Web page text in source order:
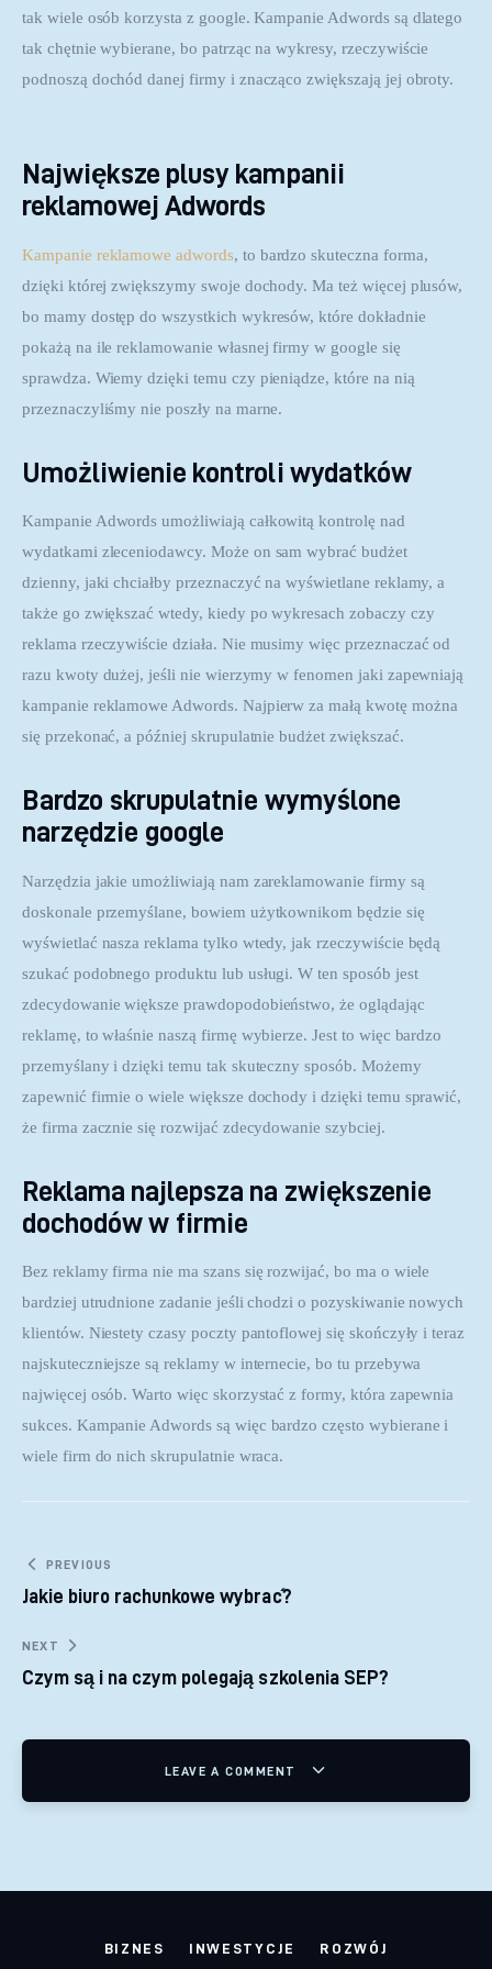
tak wiele osób korzysta z google. Kampanie Adwords są dlatego
tak chętnie wybierane, bo patrząc na wykresy, rzeczywiście
podnoszą dochód danej firmy i znacząco zwiększają jej obroty.
Największe plusy kampanii
reklamowej Adwords
Kampanie reklamowe adwords, to bardzo skuteczna forma,
dzięki której zwiększymy swoje dochody. Ma też więcej plusów,
bo mamy dostęp do wszystkich wykresów, które dokładnie
pokażą na ile reklamowanie własnej firmy w google się
sprawdza. Wiemy dzięki temu czy pieniądze, które na nią
przeznaczyliśmy nie poszły na marne.
Umożliwienie kontroli wydatków
Kampanie Adwords umożliwiają całkowitą kontrolę nad
wydatkami zleceniodawcy. Może on sam wybrać budżet
dzienny, jaki chciałby przeznaczyć na wyświetlane reklamy, a
także go zwiększać wtedy, kiedy po wykresach zobaczy czy
reklama rzeczywiście działa. Nie musimy więc przeznaczać od
razu kwoty dużej, jeśli nie wierzymy w fenomen jaki zapewniają
kampanie reklamowe Adwords. Najpierw za małą kwotę można
się przekonać, a później skrupulatnie budżet zwiększać.
Bardzo skrupulatnie wymyślone
narzędzie google
Narzędzia jakie umożliwiają nam zareklamowanie firmy są
doskonale przemyślane, bowiem użytkownikom będzie się
wyświetlać nasza reklama tylko wtedy, jak rzeczywiście będą
szukać podobnego produktu lub usługi. W ten sposób jest
zdecydowanie większe prawdopodobieństwo, że oglądając
reklamę, to właśnie naszą firmę wybierze. Jest to więc bardzo
przemyślany i dzięki temu tak skuteczny sposób. Możemy
zapewnić firmie o wiele większe dochody i dzięki temu sprawić,
że firma zacznie się rozwijać zdecydowanie szybciej.
Reklama najlepsza na zwiększenie
dochodów w firmie
Bez reklamy firma nie ma szans się rozwijać, bo ma o wiele
bardziej utrudnione zadanie jeśli chodzi o pozyskiwanie nowych
klientów. Niestety czasy poczty pantoflowej się skończyły i teraz
najskuteczniejsze są reklamy w internecie, bo tu przebywa
najwięcej osób. Warto więc skorzystać z formy, która zapewnia
sukces. Kampanie Adwords są więc bardzo często wybierane i
wiele firm do nich skrupulatnie wraca.
Nawigacja wpisu
PREVIOUS
Jakie biuro rachunkowe wybrać?
NEXT
Czym są i na czym polegają szkolenia SEP?
LEAVE A COMMENT
BIZNES INWESTYCJE ROZWÓJ